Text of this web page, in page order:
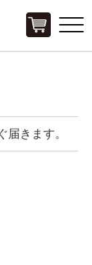
Click
届きます。